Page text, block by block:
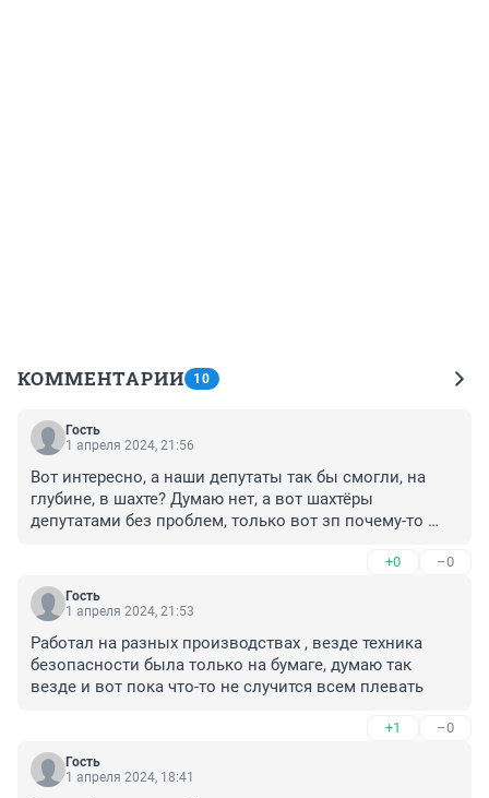
КОММЕНТАРИИ 10
Гость
1 апреля 2024, 21:56
Вот интересно, а наши депутаты так бы смогли, на
глубине, в шахте? Думаю нет, а вот шахтёры
депутатами без проблем, только вот зп почему-то
+0 –0
Гость
1 апреля 2024, 21:53
Работал на разных производствах , везде техника
безопасности была только на бумаге, думаю так
везде и вот пока что-то не случится всем плевать
+1 –0
Гость
1 апреля 2024, 18:41